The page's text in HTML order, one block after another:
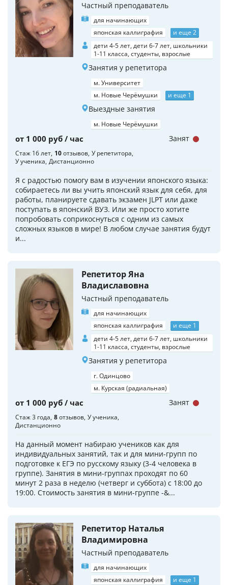
Частный преподаватель
для начинающих
японская каллиграфия
и еще 2
дети 4-5 лет, дети 6-7 лет, школьники
1-11 класса, студенты, взрослые
Занятия у репетитора
м. Университет
м. Новые Черёмушки
и еще 1
Выездные занятия
м. Новые Черёмушки
от 1 000 руб / час
Стаж 16 лет 10отзывов У репетитора
У ученика Дистанционно
Я с радостью помогу вам в изучении японского языка:
собираетесь ли вы учить японский язык для себя, для
работы, планируете сдавать экзамен JLPT или даже
поступать в японский ВУЗ. Или же просто хотите
попробовать соприкоснуться с одним из самых
сложных языков в мире! В любом случае занятия будут
и...
Занят
Репетитор Яна
Владиславовна
Частный преподаватель
для начинающих
японская каллиграфия
и еще 1
дети 4-5 лет, дети 6-7 лет, школьники
1-11 класса, студенты, взрослые
Занятия у репетитора
г. Одинцово
м. Курская (радиальная)
от 1 000 руб / час
Стаж 3 года 8отзывов У ученика
Дистанционно
На данный момент набираю учеников как для
индивидуальных занятий, так и для мини-групп по
подготовке к ЕГЭ по русскому языку (3-4 человека в
группе). Занятия в мини-группах проходят по 60
минут 2 раза в неделю (четверг и суббота) с 18:00 до
19:00. Стоимость занятия в мини-группе -&...
Занят
Репетитор Наталья
Владимировна
Частный преподаватель
для начинающих
японская каллиграфия
и еще 1